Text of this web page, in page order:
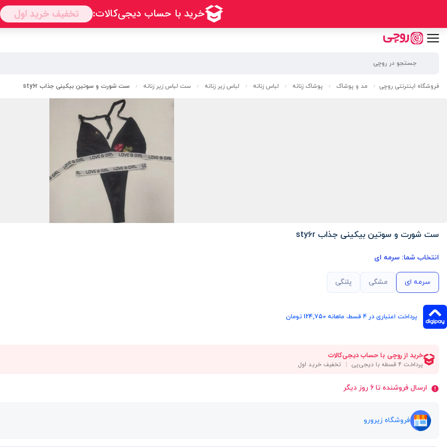
فروشگاه اینترنتی روچی / مد و پوشاک / پوشاک زنانه / لباس زنانه / لباس زیر زنانه / ست لباس زیر زنانه / ست شورت و سوتین بیکینی جذاب sty6r
ست شورت و سوتین بیکینی جذاب sty6r
انتخاب شما: سرمه ای
سرمه ای مشگی پلنگی
پرداخت اعتباری در ۴ قسط، ماهانه 124,750 تومان
ارسال فروشنده تا 6 روز دیگر
فروشگاه زیرورو